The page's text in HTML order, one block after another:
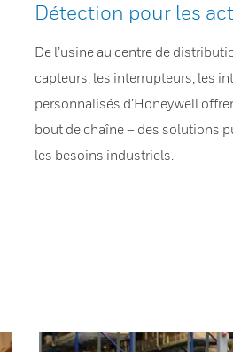
Détection pour les
De l’usine au centre de
capteurs, les interrupteurs, les
personnalisés d’Honeywell
bout de chaîne – des solutions
les besoins industriels.